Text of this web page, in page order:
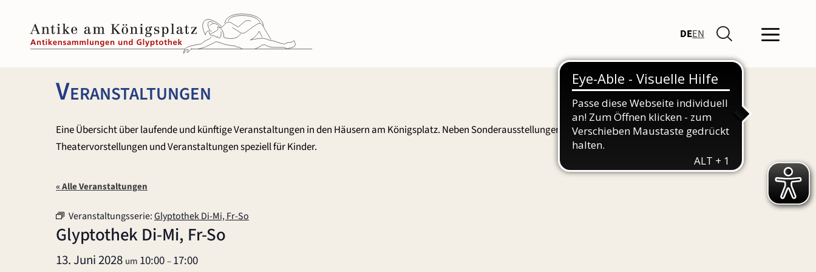
springen
DEEN
Veranstaltungen
Eine Übersicht über laufende und künftige Veranstaltungen in den Häusern am Königsplatz. Neben Sonderausstellungen und Führungen finden Sie hier auch
Theatervorstellungen und Veranstaltungen speziell für Kinder.
« Alle Veranstaltungen
Veranstaltungsserie:Glyptothek Di-Mi, Fr-So
Glyptothek Di-Mi, Fr-So
13. Juni 2028 um 10:00–17:00